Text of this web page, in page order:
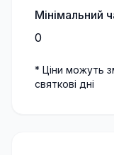
Мінімальний
0
* Ціни можуть
святкові дні